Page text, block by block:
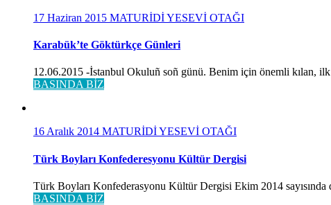
17 Haziran 2015 MATURİDİ YESEVİ OTAĞI
Karabük’te Göktürkçe Günleri
12.06.2015 -İstanbul Okuluñ soñ günü. Benim için önemli kılan,
BASINDA BİZ
16 Aralık 2014 MATURİDİ YESEVİ OTAĞI
Türk Boyları Konfederesyonu Kültür Dergisi
Türk Boyları Konfederasyonu Kültür Dergisi Ekim 2014
BASINDA BİZ